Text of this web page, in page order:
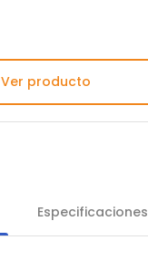
Ver producto
Especificaciones